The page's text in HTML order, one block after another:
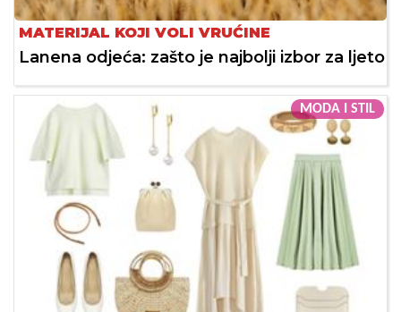
MATERIJAL KOJI VOLI VRUĆINE
Lanena odjeća: zašto je najbolji izbor za ljeto
MODA I STIL